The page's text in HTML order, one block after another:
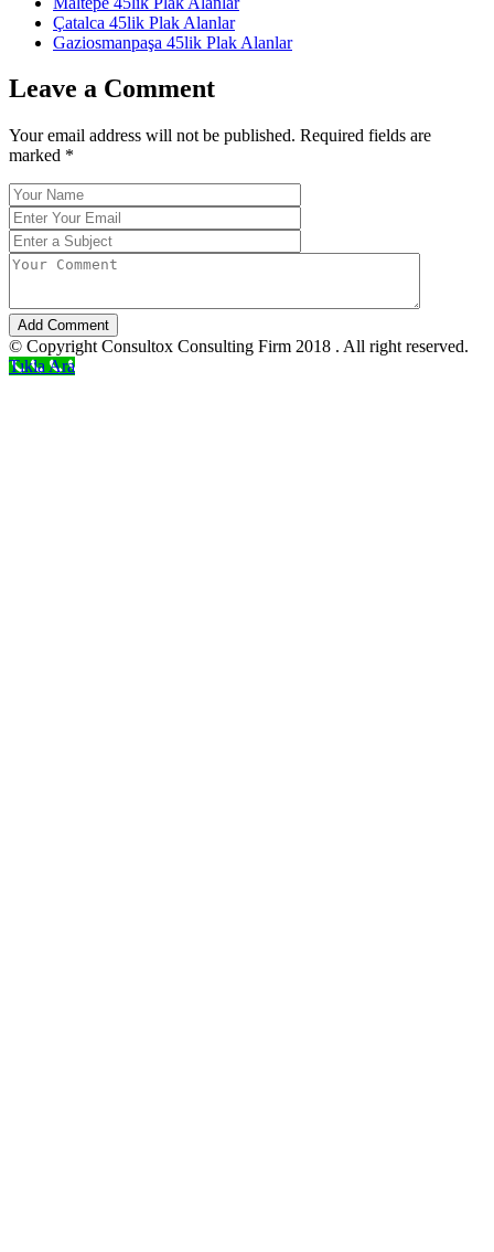
Çatalca 45lik Plak Alanlar
Gaziosmanpaşa 45lik Plak Alanlar
Leave a Comment
Your email address will not be published. Required fields are
marked *
Add Comment
© Copyright Consultox Consulting Firm 2018 . All right reserved.
Tıkla Ara